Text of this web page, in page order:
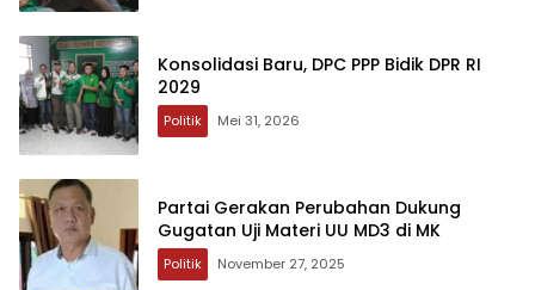
Konsolidasi Baru, DPC PPP Bidik DPR RI
2029
Politik Mei 31, 2026
Partai Gerakan Perubahan Dukung
Gugatan Uji Materi UU MD3 di MK
Politik November 27, 2025